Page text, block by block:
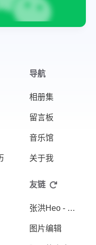
导航
相册集
留言板
音乐馆
关于我
友链
张洪Heo - 分享设计与科技生活
图片编辑